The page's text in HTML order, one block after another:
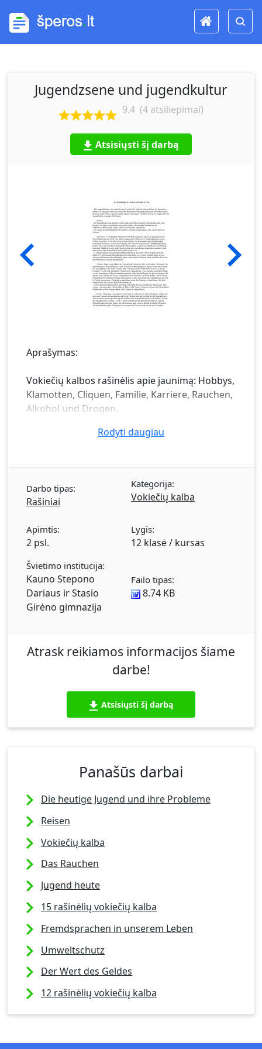
Jugendzsene und jugendkultur
9.4 (4 atsiliepimai)
Atsisiųsti šį darbą
Aprašymas:
Vokiečių kalbos rašinėlis apie jaunimą: Hobbys,
Klamotten, Cliquen, Familie, Karriere, Rauchen,
Alkohol und Drogen.
Rodyti daugiau
Darbo tipas:
Rašiniai
Kategorija:
Vokiečių kalba
Apimtis:
2 psl.
Lygis:
12 klasė / kursas
Švietimo institucija:
Kauno Stepono
Dariaus ir Stasio
Girėno gimnazija
Failo tipas:
8.74 KB
Atrask reikiamos informacijos šiame
darbe!
Atsisiųsti šį darbą
Panašūs darbai
Die heutige Jugend und ihre Probleme
Reisen
Vokiečių kalba
Das Rauchen
Jugend heute
15 rašinėlių vokiečių kalba
Fremdsprachen in unserem Leben
Umweltschutz
Der Wert des Geldes
12 rašinėlių vokiečių kalba